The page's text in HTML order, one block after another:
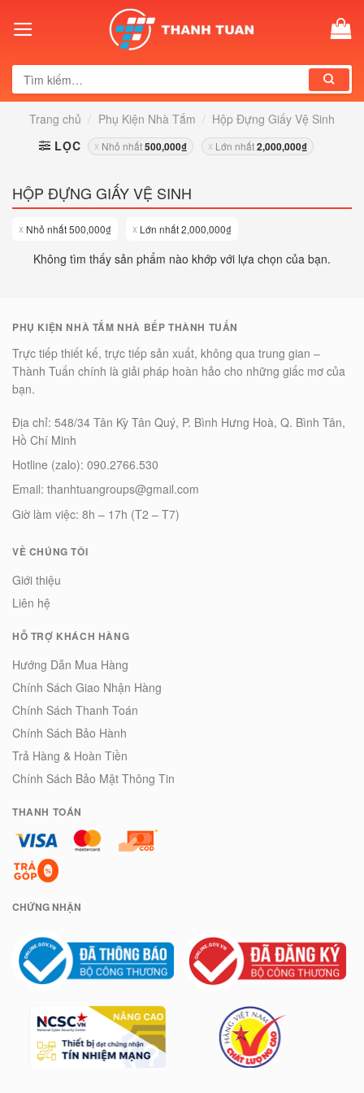
Tìm
kiếm:
Trang chủ / Phụ Kiện Nhà Tắm / Hộp Đựng Giấy Vệ Sinh
LỌC
Nhỏ nhất500,000₫ Lớn nhất2,000,000₫
HỘP ĐỰNG GIẤY VỆ SINH
Nhỏ nhất500,000₫ Lớn nhất2,000,000₫
Không tìm thấy sản phẩm nào khớp với lựa chọn của bạn.
PHỤ KIỆN NHÀ TẮM NHÀ BẾP THÀNH TUẤN
Trực tiếp thiết kế, trực tiếp sản xuất, không qua trung gian –
Thành Tuấn chính là giải pháp hoàn hảo cho những giấc mơ của
bạn.
Địa chỉ: 548/34 Tân Kỳ Tân Quý, P. Bình Hưng Hoà, Q. Bình Tân,
Hồ Chí Minh
Hotline (zalo): 090.2766.530
Email: thanhtuangroups@gmail.com
Giờ làm việc: 8h – 17h (T2 – T7)
VỀ CHÚNG TÔI
Giới thiệu
Liên hệ
HỖ TRỢ KHÁCH HÀNG
Hướng Dẫn Mua Hàng
Chính Sách Giao Nhận Hàng
Chính Sách Thanh Toán
Chính Sách Bảo Hành
Trả Hàng & Hoàn Tiền
Chính Sách Bảo Mật Thông Tin
THANH TOÁN
CHỨNG NHẬN